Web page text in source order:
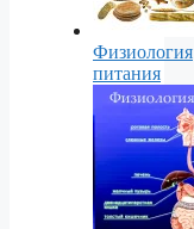
Физиология
питания